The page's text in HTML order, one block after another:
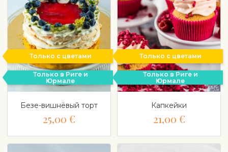
Только с цветами
Только в Риге и
Юрмале
Безе-вишнёвый торт
25,00 €
Только с цветами
Только в Риге и
Юрмале
Капкейки
21,00 €